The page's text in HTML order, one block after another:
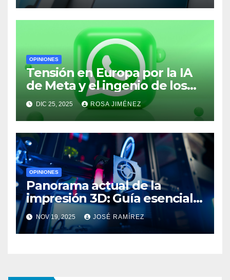
OPINIONES
Tensión en Europa por la IA
de Meta y el ingenio de los
usuarios para duplicar
sesiones en WhatsApp
DIC 25, 2025 ROSA JIMÉNEZ
OPINIONES
Panorama actual de la
impresión 3D: Guía esencial y
la llegada de la nueva
Photon P1
NOV 19, 2025 JOSÉ RAMÍREZ